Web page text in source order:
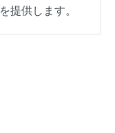
提供します。